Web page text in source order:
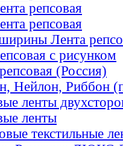
репсовая
репсовая
Лента
с рисунком
(Россия)
Нейлон, Риббон
ленты
ленты
текстильные